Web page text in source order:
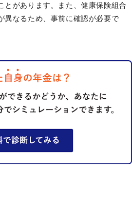
とがあります。また、健康保険組合
異なるため、事前に確認が必要で